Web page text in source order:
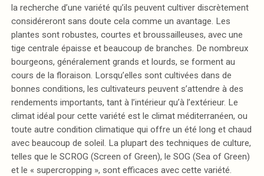
la recherche d’une variété qu’ils peuvent cultiver discrètement
considéreront sans doute cela comme un avantage. Les
plantes sont robustes, courtes et broussailleuses, avec une
tige centrale épaisse et beaucoup de branches. De nombreux
bourgeons, généralement grands et lourds, se forment au
cours de la floraison. Lorsqu’elles sont cultivées dans de
bonnes conditions, les cultivateurs peuvent s’attendre à des
rendements importants, tant à l’intérieur qu’à l’extérieur. Le
climat idéal pour cette variété est le climat méditerranéen, ou
toute autre condition climatique qui offre un été long et chaud
avec beaucoup de soleil. La plupart des techniques de culture,
telles que le SCROG (Screen of Green), le SOG (Sea of Green)
et le « supercropping », sont efficaces avec cette variété.